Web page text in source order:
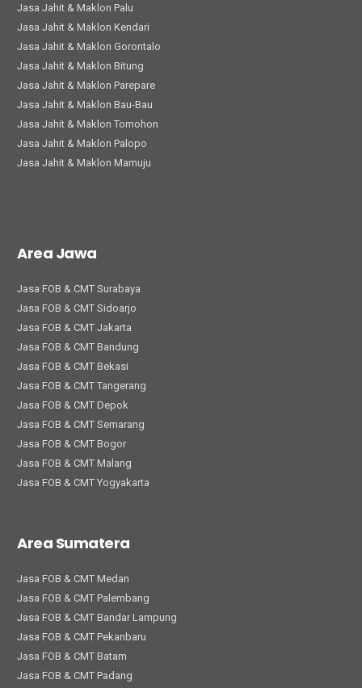
Jasa Jahit & Maklon Palu
Jasa Jahit & Maklon Kendari
Jasa Jahit & Maklon Gorontalo
Jasa Jahit & Maklon Bitung
Jasa Jahit & Maklon Parepare
Jasa Jahit & Maklon Bau-Bau
Jasa Jahit & Maklon Tomohon
Jasa Jahit & Maklon Palopo
Jasa Jahit & Maklon Mamuju
Area Jawa
Jasa FOB & CMT Surabaya
Jasa FOB & CMT Sidoarjo
Jasa FOB & CMT Jakarta
Jasa FOB & CMT Bandung
Jasa FOB & CMT Bekasi
Jasa FOB & CMT Tangerang
Jasa FOB & CMT Depok
Jasa FOB & CMT Semarang
Jasa FOB & CMT Bogor
Jasa FOB & CMT Malang
Jasa FOB & CMT Yogyakarta
Area Sumatera
Jasa FOB & CMT Medan
Jasa FOB & CMT Palembang
Jasa FOB & CMT Bandar Lampung
Jasa FOB & CMT Pekanbaru
Jasa FOB & CMT Batam
Jasa FOB & CMT Padang